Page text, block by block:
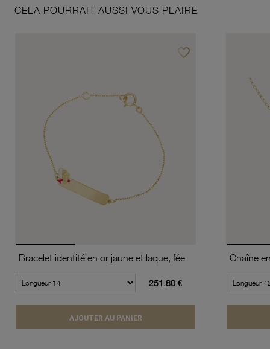
CELA POURRAIT AUSSI VOUS PLAIRE
favorite_borderAjouter à vos favoris
Bracelet identité en or jaune et laque, fée
251.80 €
AJOUTER AU PANIER
Chaîne